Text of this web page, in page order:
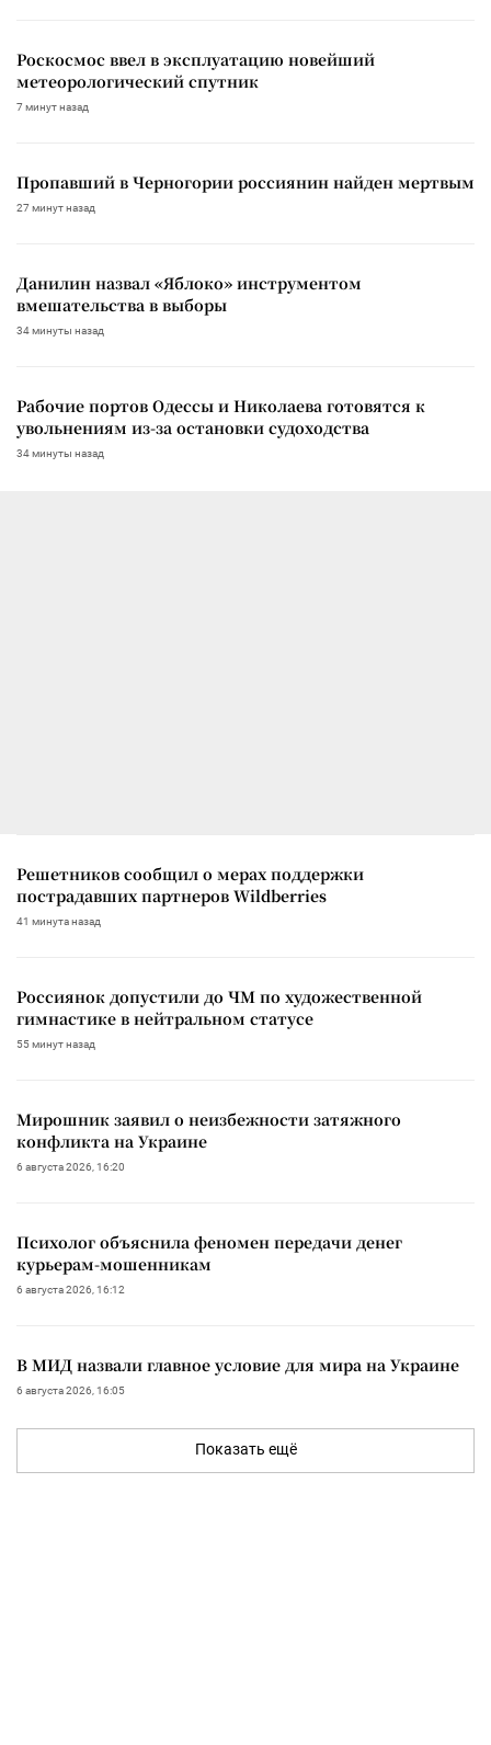
Роскосмос ввел в эксплуатацию новейший
метеорологический спутник
7 минут назад
Пропавший в Черногории россиянин найден мертвым
27 минут назад
Данилин назвал «Яблоко» инструментом
вмешательства в выборы
34 минуты назад
Рабочие портов Одессы и Николаева готовятся к
увольнениям из-за остановки судоходства
34 минуты назад
Решетников сообщил о мерах поддержки
пострадавших партнеров Wildberries
41 минута назад
Россиянок допустили до ЧМ по художественной
гимнастике в нейтральном статусе
55 минут назад
Мирошник заявил о неизбежности затяжного
конфликта на Украине
6 августа 2026, 16:20
Психолог объяснила феномен передачи денег
курьерам-мошенникам
6 августа 2026, 16:12
В МИД назвали главное условие для мира на Украине
6 августа 2026, 16:05
Показать ещё